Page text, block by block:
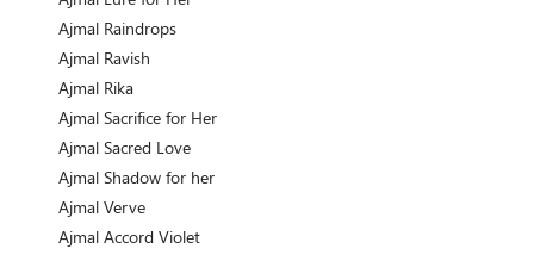
Ajmal Raindrops
Ajmal Ravish
Ajmal Rika
Ajmal Sacrifice for Her
Ajmal Sacred Love
Ajmal Shadow for her
Ajmal Verve
Ajmal Accord Violet